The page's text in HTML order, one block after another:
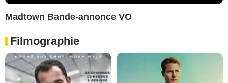
Madtown Bande-annonce VO
Filmographie